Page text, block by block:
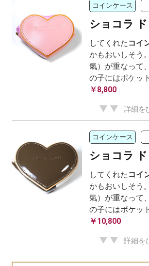
コインケース
ショコラ
してくれた コイ
かもおいしそう
氣）が重なって
の子にはポケッ
￥8,800
詳細を
コインケース
ショコラ
してくれた コイ
かもおいしそう
氣）が重なって
の子にはポケッ
￥10,800
詳細を